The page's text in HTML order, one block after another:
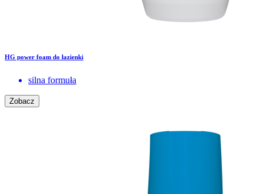
HG power foam do łazienki
silna formuła
Zobacz